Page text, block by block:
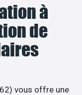
à
de
vous offre une